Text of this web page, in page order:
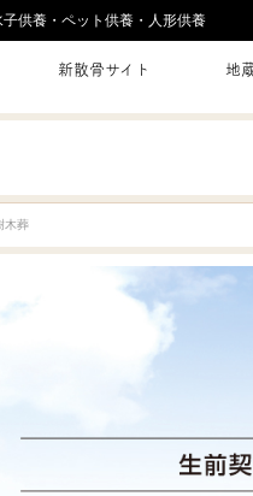
供養・ペット供養・人形供養
新散骨サイト
地
木葬